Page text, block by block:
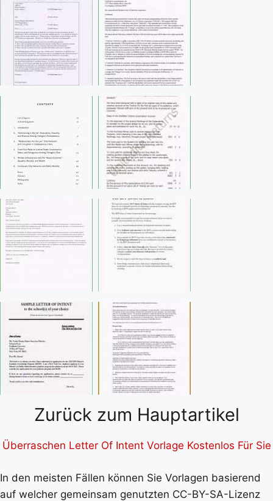
Zurück zum Hauptartikel
Überraschen Letter Of Intent Vorlage Kostenlos Für Sie
In den meisten Fällen können Sie Vorlagen basierend
auf welcher gemeinsam genutzten CC-BY-SA-Lizenz